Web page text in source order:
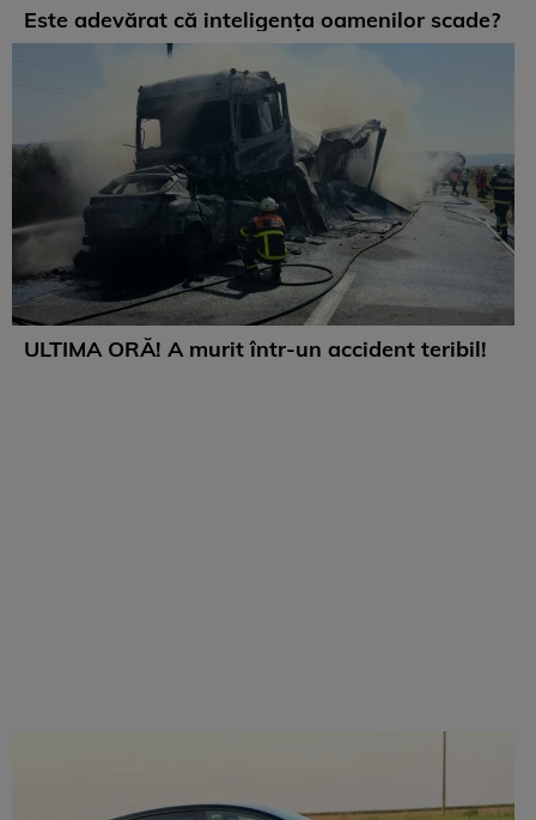
Este adevărat că inteligența oamenilor scade?
ULTIMA ORĂ! A murit într-un accident teribil!